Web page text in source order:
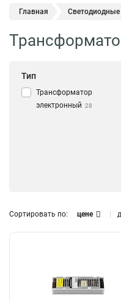
Главная
Тип
Трансформатор
электронный 28
Сортировать по: цене